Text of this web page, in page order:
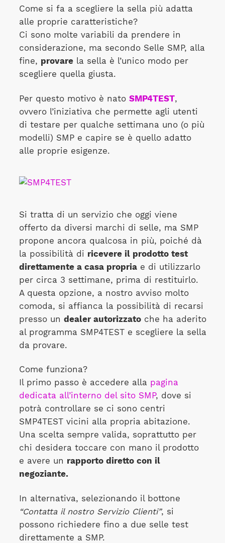
Come si fa a scegliere la sella più adatta
alle proprie caratteristiche?
Ci sono molte variabili da prendere in
considerazione, ma secondo Selle SMP, alla
fine, provarela sella è l’unico modo per
scegliere quella giusta.
Per questo motivo è nato SMP4TEST,
ovvero l’iniziativa che permette agli utenti
di testare per qualche settimana uno (o più
modelli) SMP e capire se è quello adatto
alle proprie esigenze.
Si tratta di un servizio che oggi viene
offerto da diversi marchi di selle, ma SMP
propone ancora qualcosa in più, poiché dà
la possibilità di ricevere il prodotto test
direttamente a casa propriae di utilizzarlo
per circa 3 settimane, prima di restituirlo.
A questa opzione, a nostro avviso molto
comoda, si affianca la possibilità di recarsi
presso un dealer autorizzatoche ha aderito
al programma SMP4TEST e scegliere la sella
da provare.
Come funziona?
Il primo passo è accedere allapagina
dedicata all’interno del sito SMP, dove si
potrà controllare se ci sono centri
SMP4TEST vicini alla propria abitazione.
Una scelta sempre valida, soprattutto per
chi desidera toccare con mano il prodotto
e avere un rapporto diretto con il
negoziante.
In alternativa, selezionando il bottone
“Contatta il nostro Servizio Clienti”, si
possono richiedere fino a due selle test
direttamente a SMP.